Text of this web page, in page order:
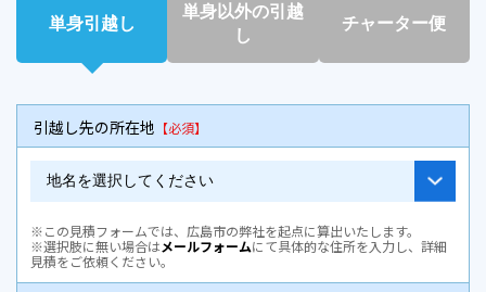
単身引越し
単身以外の引越
し
チャーター便
引越し先の所在地 【必須】
※この見積フォームでは、広島市の弊社を起点に算出いたします。
※選択肢に無い場合はメールフォームにて具体的な住所を入力し、詳細
見積をご依頼ください。